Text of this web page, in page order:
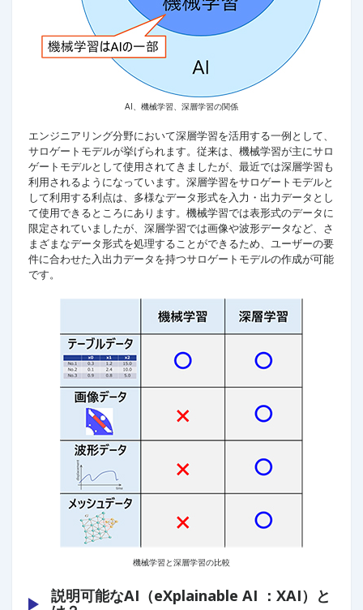
AI、機械学習、深層学習の関係
エンジニアリング分野において深層学習を活用する一例として、
サロゲートモデルが挙げられます。従来は、機械学習が主にサロ
ゲートモデルとして使用されてきましたが、最近では深層学習も
利用されるようになっています。深層学習をサロゲートモデルと
して利用する利点は、多様なデータ形式を入力・出力データとし
て使用できるところにあります。機械学習では表形式のデータに
限定されていましたが、深層学習では画像や波形データなど、さ
まざまなデータ形式を処理することができるため、ユーザーの要
件に合わせた入出力データを持つサロゲートモデルの作成が可能
です。
機械学習と深層学習の比較
説明可能なAI（eXplainable AI ：XAI）と